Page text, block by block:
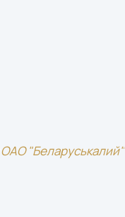
ОАО "Беларуськалий"